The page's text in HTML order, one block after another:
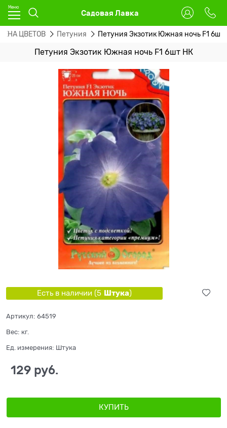
Садовая Лавка
ЦВЕТОВ Петуния Петуния Экзотик Южная ночь F1 6шт
Петуния Экзотик Южная ночь F1 6шт НК
Есть в наличии (5 Штука)
Артикул: 64519
Вес: кг.
Ед. измерения: Штука
129 руб.
КУПИТЬ